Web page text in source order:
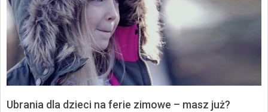
Ubrania dla dzieci na ferie zimowe – masz już?